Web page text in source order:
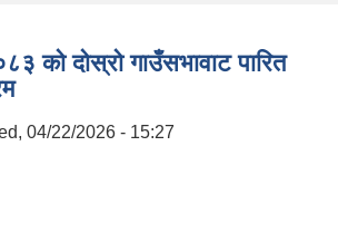
को दोस्रो गाउँसभावाट पारित
04/22/2026 - 15:27